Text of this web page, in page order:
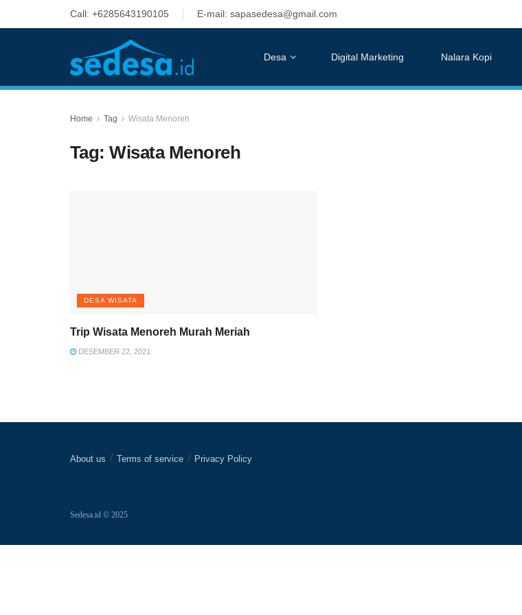
Call: +6285643190105 E-mail: sapasedesa@gmail.com
Desa Digital Marketing Nalara Kopi
Home Tag Wisata Menoreh
Tag:Wisata Menoreh
DESA WISATA
Trip Wisata Menoreh Murah Meriah
DESEMBER 22, 2021
About us Terms of service Privacy Policy
Sedesa.id © 2025